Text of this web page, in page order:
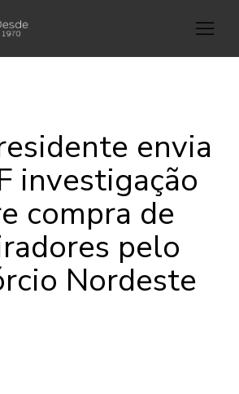
envia
investigação
compra de
pelo
Nordeste